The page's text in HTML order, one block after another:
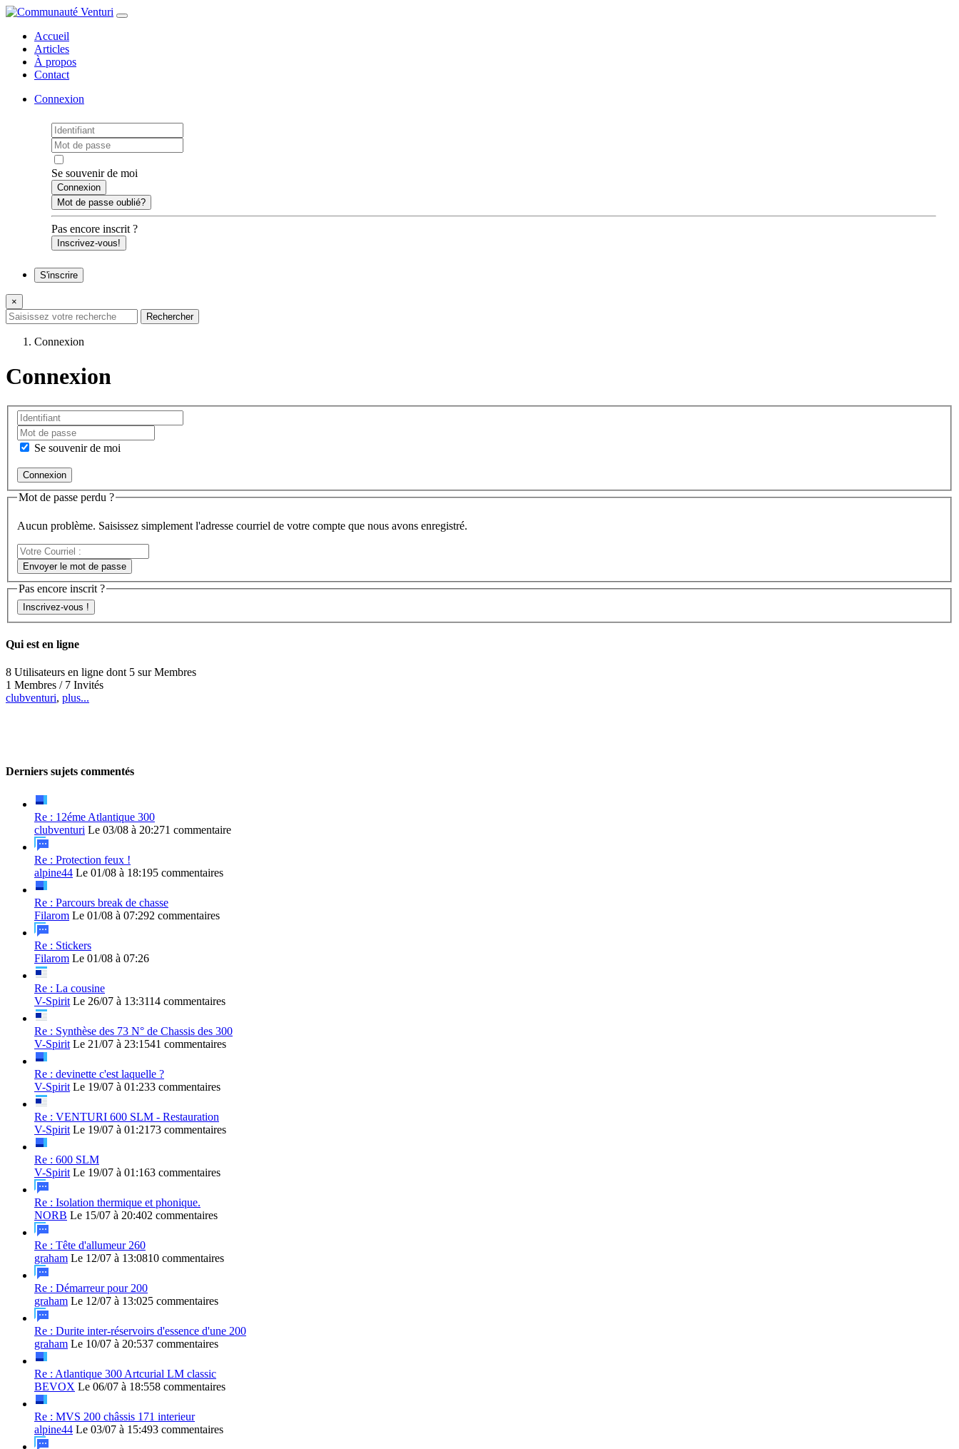
Accueil
Articles
À propos
Contact
Connexion
Se souvenir de moi
Mot de passe oublié?
Pas encore inscrit ?
Inscrivez-vous!
S'inscrire
×
Connexion
Connexion
Se souvenir de moi
Mot de passe perdu ?
Aucun problème. Saisissez simplement l'adresse courriel de votre compte que nous avons enregistré.
Votre
Courriel
:
Envoyer le mot de passe
Pas encore inscrit ?
Inscrivez-vous !
Qui est en ligne
8 Utilisateurs en ligne dont 5 sur Membres
1 Membres / 7 Invités
clubventuri, plus...
Derniers sujets commentés
Re : 12éme Atlantique 300
clubventuri Le 03/08 à 20:271 commentaire
Re : Protection feux !
alpine44 Le 01/08 à 18:195 commentaires
Re : Parcours break de chasse
Filarom Le 01/08 à 07:292 commentaires
Re : Stickers
Filarom Le 01/08 à 07:26
Re : La cousine
V-Spirit Le 26/07 à 13:3114 commentaires
Re : Synthèse des 73 N° de Chassis des 300
V-Spirit Le 21/07 à 23:1541 commentaires
Re : devinette c'est laquelle ?
V-Spirit Le 19/07 à 01:233 commentaires
Re : VENTURI 600 SLM - Restauration
V-Spirit Le 19/07 à 01:21 73 commentaires
Re : 600 SLM
V-Spirit Le 19/07 à 01:163 commentaires
Re : Isolation thermique et phonique.
NORB Le 15/07 à 20:402 commentaires
Re : Tête d'allumeur 260
graham Le 12/07 à 13:0810 commentaires
Re : Démarreur pour 200
graham Le 12/07 à 13:025 commentaires
Re : Durite inter-réservoirs d'essence d'une 200
graham Le 10/07 à 20:537 commentaires
Re : Atlantique 300 Artcurial LM classic
BEVOX Le 06/07 à 18:558 commentaires
Re : MVS 200 châssis 171 interieur
alpine44 Le 03/07 à 15:493 commentaires